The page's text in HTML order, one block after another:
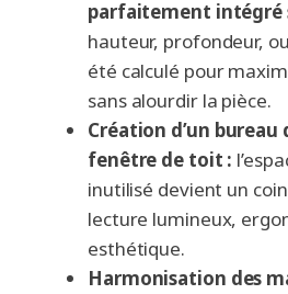
parfaitement intégré
hauteur, profondeur,
été calculé pour
sans alourdir la pièce.
Création d’un bureau
fenêtre de toit :
inutilisé devient un
lecture lumineux,
esthétique.
Harmonisation des